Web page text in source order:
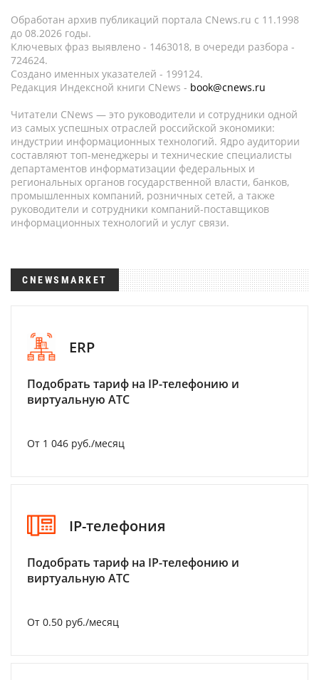
Обработан архив публикаций портала CNews.ru c 11.1998
до 08.2026 годы.
Ключевых фраз выявлено - 1463018, в очереди разбора -
724624.
Создано именных указателей - 199124.
Редакция Индексной книги CNews - book@cnews.ru
Читатели CNews — это руководители и сотрудники одной
из самых успешных отраслей российской экономики:
индустрии информационных технологий. Ядро аудитории
составляют топ-менеджеры и технические специалисты
департаментов информатизации федеральных и
региональных органов государственной власти, банков,
промышленных компаний, розничных сетей, а также
руководители и сотрудники компаний-поставщиков
информационных технологий и услуг связи.
CNEWSMARKET
ERP
Подобрать тариф на IP-телефонию и
виртуальную АТС
От 1 046 руб./месяц
IP-телефония
Подобрать тариф на IP-телефонию и
виртуальную АТС
От 0.50 руб./месяц